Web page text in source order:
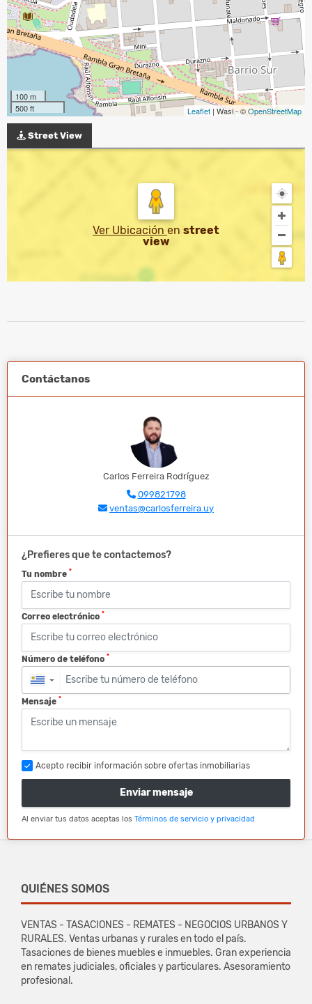
100 m
500 ft
Leaflet | Wasi - ©OpenStreetMap
Street View
Ver Ubicación en street
view
Contáctanos
Carlos Ferreira Rodríguez
099821798
ventas@carlosferreira.uy
¿Prefieres que te contactemos?
Tu nombre *
Correo electrónico *
Número de teléfono *
▼
Mensaje *
Acepto recibir información sobre ofertas inmobiliarias
Enviar mensaje
Al enviar tus datos aceptas los Términos de servicio y privacidad
QUIÉNES SOMOS
VENTAS - TASACIONES - REMATES - NEGOCIOS URBANOS Y
RURALES. Ventas urbanas y rurales en todo el país.
Tasaciones de bienes muebles e inmuebles. Gran experiencia
en remates judiciales, oficiales y particulares. Asesoramiento
profesional.